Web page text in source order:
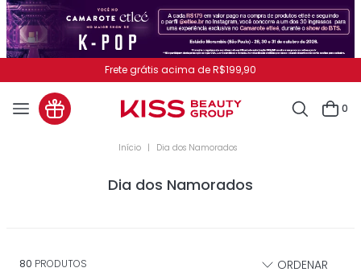
Frete grátis acima de R$199,90
0
Dia dos Namorados
Dia dos Namorados
80 PRODUTOS